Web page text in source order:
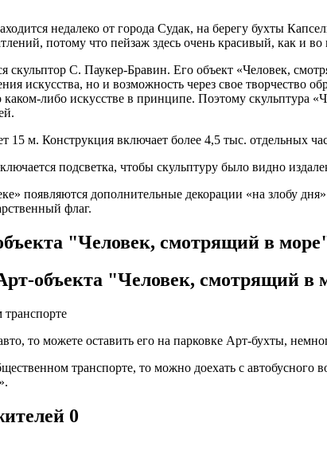
недалеко от города Судак, на берегу бухты
потому что пейзаж здесь очень красивый, как и
скульптор С. Паукер-Бравин. Его объект «Человек,
искусства, но и возможность через свое
каком-либо искусстве в принципе. Поэтому скульптура
15 м. Конструкция включает более 4,5 тыс. отдельных
подсветка, чтобы скульптуру было видно
появляются дополнительные декорации «на злобу
флаг.
"Человек, смотрящий в
объекта "Человек, смотрящий в
то можете оставить его на парковке Арт-бухты,
транспорте, то можно доехать с
0